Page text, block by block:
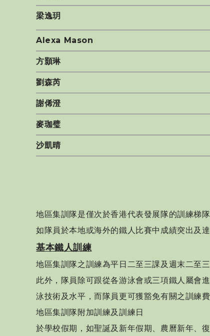
梁逸玥
Alexa Mason
方顥琳
劉森芮
謝俙澄
麥珈璧
沙凱晴
地區集訓隊是僅次於香港代表發展隊的訓練梯
如隊員於本地或海外的鐵人比賽中成績突出及
基本鐵人訓練
地區集訓隊之訓練為平日二至三課及週末二至
此外，隊員除可跟從各游泳會或三項鐵人屬會
泳技術及水平，而隊員更可獲豁免有關之訓練
地區集訓隊附加訓練及訓練日
於學校假期，如聖誕及新年假期、農曆新年、